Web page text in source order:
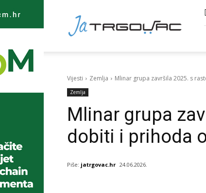
TRGOVAC
Vijesti Zemlja Mlinar grupa završila 2025. s
Zemlja
Mlinar grupa
dobiti i prihoda
Piše: jatrgovac.hr 24.06.2026.